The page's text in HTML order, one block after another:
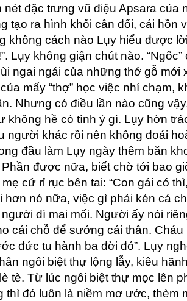
nét đặc trưng vũ điệu Apsara của
tạo ra hình khối cân đối, cái hồn
không cách nào Lụy hiểu được
Lụy không giận chút nào.
ngai ngái của những thớ gỗ mới
mấy “thợ” học việc nhí chạm,
Nhưng có điều lần nào cũng
không hề có tình ý gì. Lụy hờn
người khác rồi nên không đoái
đầu làm Lụy ngày thêm băn
được nữa, biết chờ tới bao
cứ rỉ rục bên tai: “Con gái có
hơn nó nữa, việc gì phải kén cá
dì mai mối. Người ấy nói
cái chỗ để sướng cái thân.
đức tu hành ba đời đó”. Lụy
ngôi biệt thự lộng lẫy, kiêu
tè. Từ lúc ngôi biệt thự mọc lên
thì đó luôn là niềm mơ ước, thèm